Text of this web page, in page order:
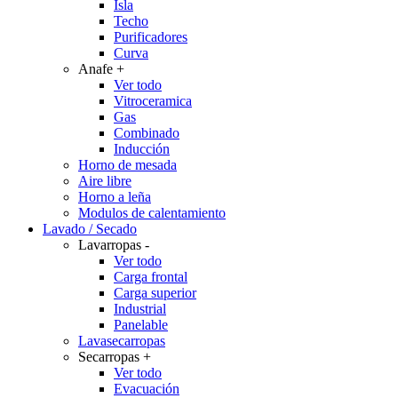
Isla
Techo
Purificadores
Curva
Anafe +
Ver todo
Vitroceramica
Gas
Combinado
Inducción
Horno de mesada
Aire libre
Horno a leña
Modulos de calentamiento
Lavado / Secado
Lavarropas -
Ver todo
Carga frontal
Carga superior
Industrial
Panelable
Lavasecarropas
Secarropas +
Ver todo
Evacuación